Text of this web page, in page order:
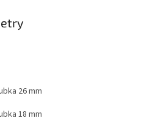
26 mm
18 mm